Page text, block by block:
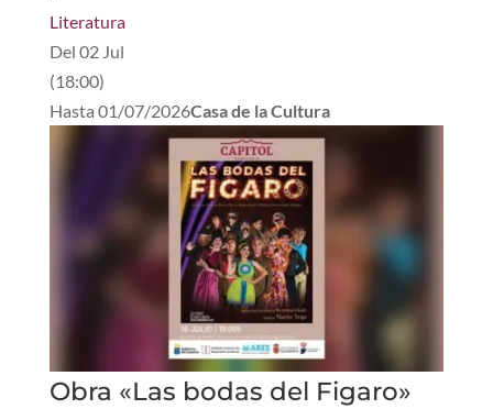
Literatura
Del 02 Jul
(18:00)
Hasta 01/07/2026Casa de la Cultura
Obra «Las bodas del Figaro»